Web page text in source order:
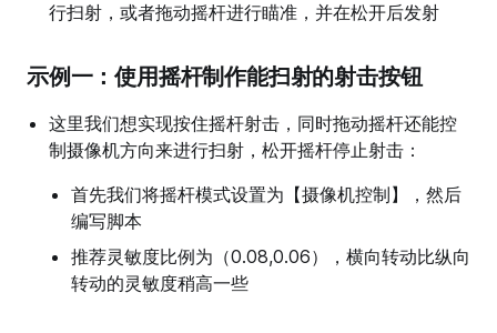
行扫射，或者拖动摇杆进行瞄准，并在松开后发射
示例一：使用摇杆制作能扫射的射击按钮
这里我们想实现按住摇杆射击，同时拖动摇杆还能控
制摄像机方向来进行扫射，松开摇杆停止射击：
首先我们将摇杆模式设置为【摄像机控制】，然后
编写脚本
推荐灵敏度比例为（0.08,0.06），横向转动比纵向
转动的灵敏度稍高一些